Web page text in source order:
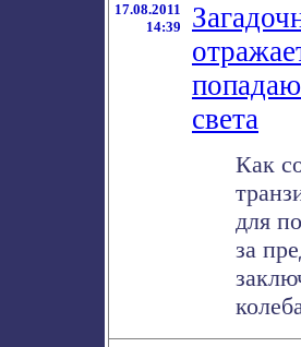
17.08.2011
14:39
света
Как
для
за